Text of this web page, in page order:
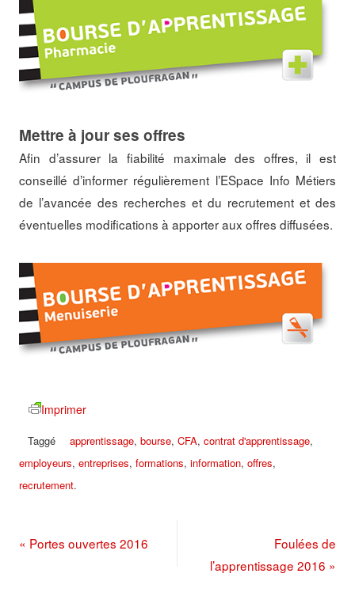
Mettre à jour ses offres
Afin d’assurer la fiabilité maximale des offres, il est
conseillé d’informer régulièrement l’ESpace Info Métiers
de l’avancée des recherches et du recrutement et des
éventuelles modifications à apporter aux offres diffusées.
Imprimer
Taggé apprentissage, bourse, CFA, contrat d'apprentissage,
employeurs, entreprises, formations, information, offres,
recrutement.
« Portes ouvertes 2016
Foulées de
l’apprentissage 2016 »